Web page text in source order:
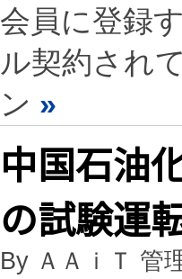
会員に登録
ル契約され
ン »
中国石油
の試験運
By ＡＡｉＴ 管